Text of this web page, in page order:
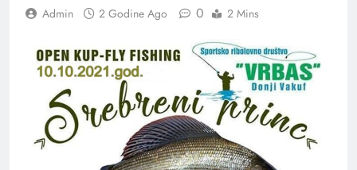
Admin 2 Godine Ago 0 2 Mins